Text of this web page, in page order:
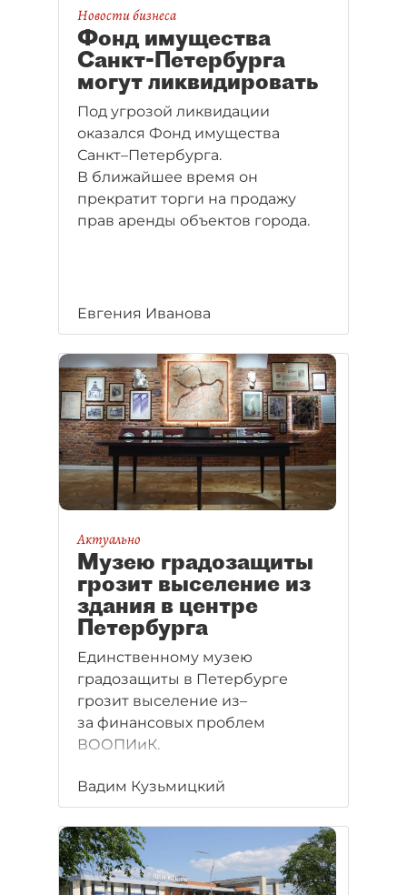
Новости бизнеса
Фонд имущества
Санкт-Петербурга
могут ликвидировать
Под угрозой ликвидации
оказался Фонд имущества
Санкт–Петербурга.
В ближайшее время он
прекратит торги на продажу
прав аренды объектов города.
Евгения Иванова
Актуально
Музею градозащиты
грозит выселение из
здания в центре
Петербурга
Единственному музею
градозащиты в Петербурге
грозит выселение из–
за финансовых проблем
ВООПИиК.
Вадим Кузьмицкий